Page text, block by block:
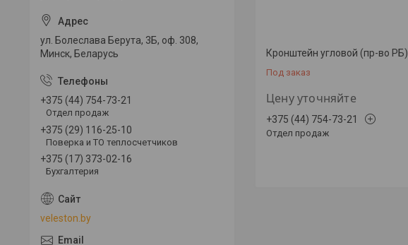
Кронштейн угловой (пр-во РБ)
Под заказ
Цену уточняйте
+375 (44) 754-73-21
Отдел продаж
ул. Болеслава Берута, 3Б, оф. 308,
Минск, Беларусь
+375 (44) 754-73-21
Отдел продаж
+375 (29) 116-25-10
Поверка и ТО теплосчетчиков
+375 (17) 373-02-16
Бухгалтерия
veleston.by